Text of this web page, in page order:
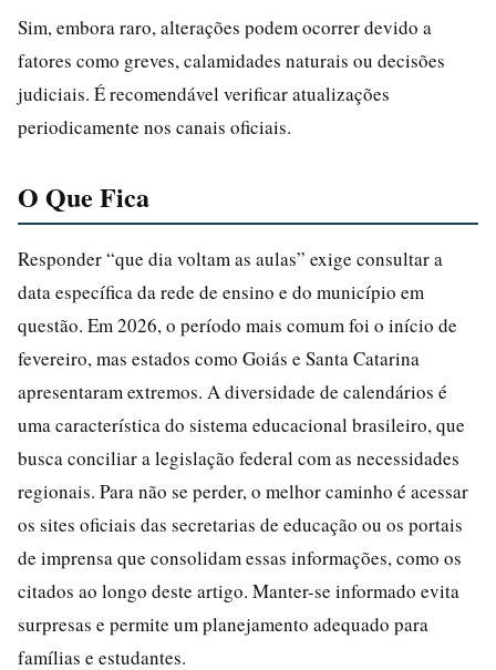
Sim, embora raro, alterações podem ocorrer devido a
fatores como greves, calamidades naturais ou decisões
judiciais. É recomendável verificar atualizações
periodicamente nos canais oficiais.
O Que Fica
Responder “que dia voltam as aulas” exige consultar a
data específica da rede de ensino e do município em
questão. Em 2026, o período mais comum foi o início de
fevereiro, mas estados como Goiás e Santa Catarina
apresentaram extremos. A diversidade de calendários é
uma característica do sistema educacional brasileiro, que
busca conciliar a legislação federal com as necessidades
regionais. Para não se perder, o melhor caminho é acessar
os sites oficiais das secretarias de educação ou os portais
de imprensa que consolidam essas informações, como os
citados ao longo deste artigo. Manter-se informado evita
surpresas e permite um planejamento adequado para
famílias e estudantes.